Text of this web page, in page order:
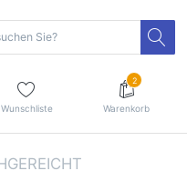
Wunschliste
2
Warenkorb